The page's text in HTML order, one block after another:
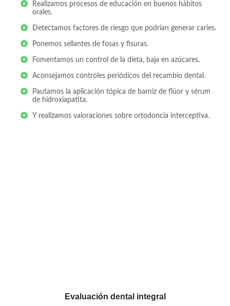
Realizamos procesos de educación en buenos hábitos
orales.
Detectamos factores de riesgo que podrían generar caries.
Ponemos sellantes de fosas y fisuras.
Fomentamos un control de la dieta, baja en azúcares.
Aconsejamos controles periódicos del recambio dental.
Pautamos la aplicación tópica de barniz de flúor y sérum
de hidroxiapatita.
Y realizamos valoraciones sobre ortodoncia interceptiva.
Evaluación dental integral